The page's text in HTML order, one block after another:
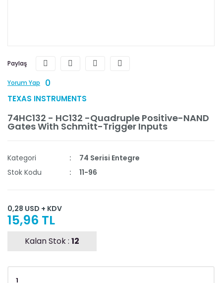
Paylaş
Yorum Yap 0
TEXAS INSTRUMENTS
74HC132 - HC132 -Quadruple Positive-NAND
Gates With Schmitt-Trigger Inputs
Kategori
74 Serisi Entegre
Stok Kodu
11-96
0,28 USD + KDV
15,96 TL
Kalan Stok : 12